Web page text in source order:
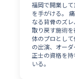
福岡で開業し
を手がける。
なる背骨のズ
取り戻す施術
体のプロとし
の出演、オー
正士の資格を
いる。